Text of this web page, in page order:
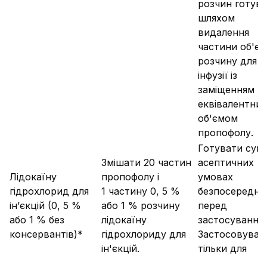
розчин
шляхом
видалення
частини
розчину для
інфузії із
заміщенням
об'ємом
пропофолу.
Лідокаїну
гідрохлорид для
ін’єкцій (0, 5 %
або 1 % без
консервантів)*
Змішати 20 частин
пропофолу і
1 частину 0, 5 %
або 1 % розчину
лідокаїну
гідрохлориду для
ін'єкцій.
Готувати
асептичних
умовах
перед
тільки для